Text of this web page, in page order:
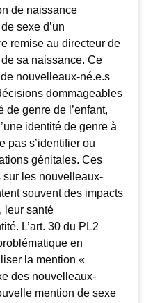
de naissance
sexe d’un
remise au directeur de
de sa naissance. Ce
nouvelleaux-né.e.s
dommageables
de genre de l’enfant,
identité de genre à
pas s’identifier ou
génitales. Ces
les nouvelleaux-
souvent des impacts
leur santé
L’art. 30 du PL2
en
la mention «
des nouvelleaux-
mention de sexe